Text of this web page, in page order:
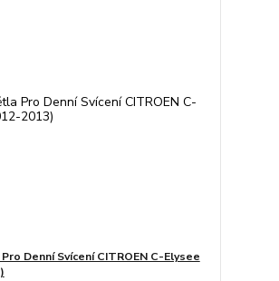
Denní Svícení CITROEN C-Elysee